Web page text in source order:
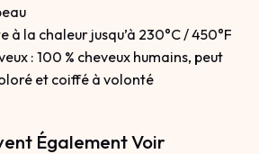
à la chaleur jusqu’à 230°C / 450°F
: 100 % cheveux humains, peut
et coiffé à volonté
Également Voir